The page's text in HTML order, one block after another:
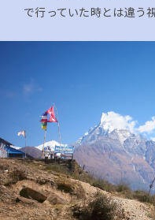
で行っていた時とは違う